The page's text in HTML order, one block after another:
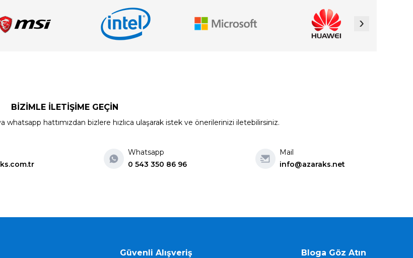
›
BİZİMLE İLETİŞİME GEÇİN
hattımızdan bizlere hızlıca ulaşarak istek ve önerilerinizi iletebilirsiniz.
Whatsapp
0 543 350 86 96
Mail
info@azaraks.net
Güvenli Alışveriş Bloga Göz Atın